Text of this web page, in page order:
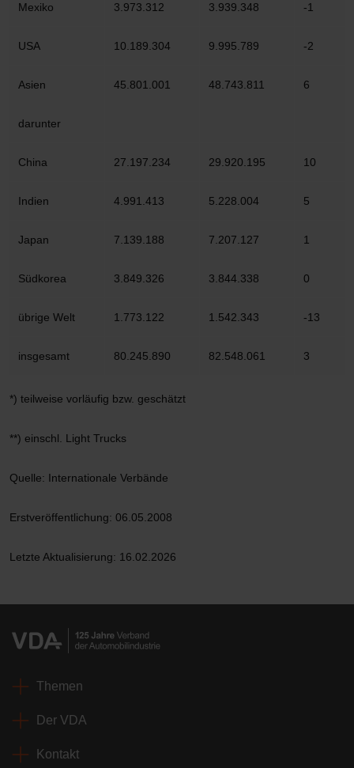
Mexiko 3.973.312 3.939.348 -1
USA 10.189.304 9.995.789 -2
Asien 45.801.001 48.743.811 6
darunter
China 27.197.234 29.920.195 10
Indien 4.991.413 5.228.004 5
Japan 7.139.188 7.207.127 1
Südkorea 3.849.326 3.844.338 0
übrige Welt 1.773.122 1.542.343 -13
insgesamt 80.245.890 82.548.061 3
*) teilweise vorläufig bzw. geschätzt
**) einschl. Light Trucks
Quelle: Internationale Verbände
Erstveröffentlichung: 06.05.2008
Letzte Aktualisierung: 16.02.2026
Themen
Der VDA
Kontakt